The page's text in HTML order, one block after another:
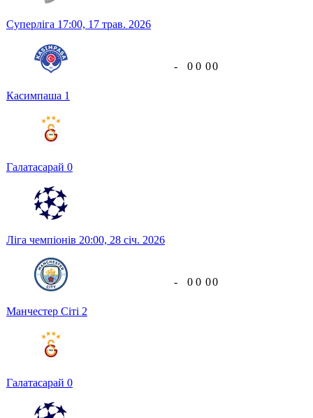
Суперліга 17:00, 17 трав. 2026
Касимпаша 1
Галатасарай 0
- 0 0 00
Ліга чемпіонів 20:00, 28 січ. 2026
Манчестер Сіті 2
Галатасарай 0
- 0 0 00